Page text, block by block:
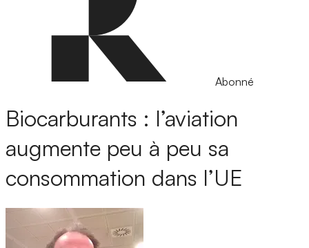
Abonné
Biocarburants : l’aviation
augmente peu à peu sa
consommation dans l’UE